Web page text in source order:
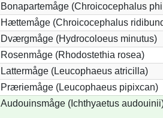
Bonapartemåge (Chroicocephalus
Hættemåge (Chroicocephalus
Dværgmåge (Hydrocoloeus minutus)
Rosenmåge (Rhodostethia rosea)
Lattermåge (Leucophaeus atricilla)
Præriemåge (Leucophaeus pipixcan)
Audouinsmåge (Ichthyaetus